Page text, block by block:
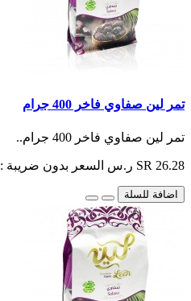
تمر لين صفاوي فاخر 400 جرام
تمر لين صفاوي فاخر 400 جرام..
SR 26.28 ر.س السعر بدون ضريبة : SR 22.85 ر.س
اضافة للسلة